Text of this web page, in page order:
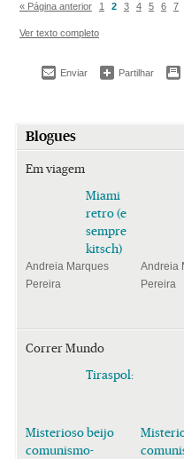
« Página anterior 1 2 3 4 5 6 7
Ver texto completo
Enviar Partilhar
Blogues
Em viagem
Miami
retro (e
sempre
kitsch)
Andreia Marques
Pereira
Andreia
Pereira
Correr Mundo
Tiraspol:
Misterioso beijo
comunismo-